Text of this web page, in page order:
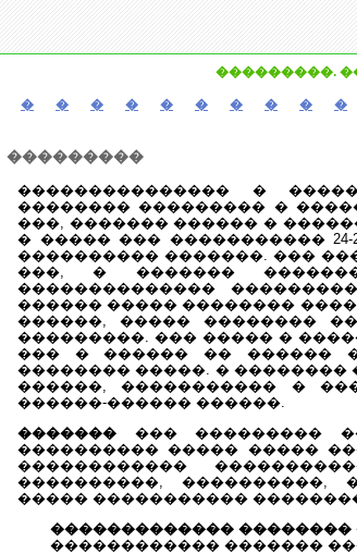
���������.
� � � � � � � � � �
���������
��������������� �
�������� ��������� �
���, ������� ������ �
� ����� ��� �����������
���������� �������. ���
���, � �������
��������������
������ ����� ��������
������, ����� ��������
���������. ��� ����� �
��� � ������ �� ������
�������� �����. � ��������
������, ����������� �
������-������ ������.
������� ��� ���������
���������� ����� �����
������������
����������, ����������,
����� �����������
������������� ��������
������������ �������